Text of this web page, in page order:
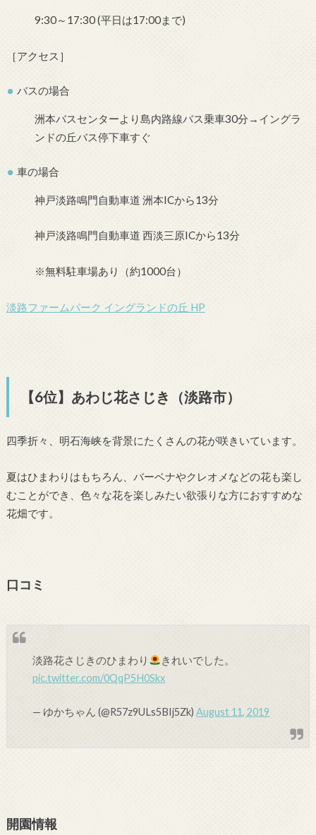
9:30～17:30 (平日は17:00まで)
［アクセス］
バスの場合
洲本バスセンターより島内路線バス乗車30分→イングラ
ンドの丘バス停下車すぐ
車の場合
神戸淡路鳴門自動車道 洲本ICから13分
神戸淡路鳴門自動車道 西淡三原ICから13分
※無料駐車場あり（約1000台）
淡路ファームパーク イングランドの丘 HP
【6位】あわじ花さじき（淡路市）
四季折々、明石海峡を背景にたくさんの花が咲きいています。
夏はひまわりはもちろん、バーベナやクレオメなどの花も楽し
むことができ、色々な花を楽しみたい欲張りな方におすすめな
花畑です。
口コミ
淡路花さじきのひまわり
きれいでした。
pic.twitter.com/0QqP5H0Skx
— ゆかちゃん (@R57z9ULs5BIj5Zk)August 11, 2019
開園情報